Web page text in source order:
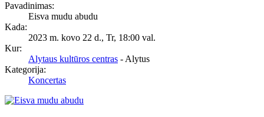
Pavadinimas:
Eisva mudu abudu
Kada:
2023 m. kovo 22 d., Tr, 18:00 val.
Kur:
Alytaus kultūros centras - Alytus
Kategorija:
Koncertas